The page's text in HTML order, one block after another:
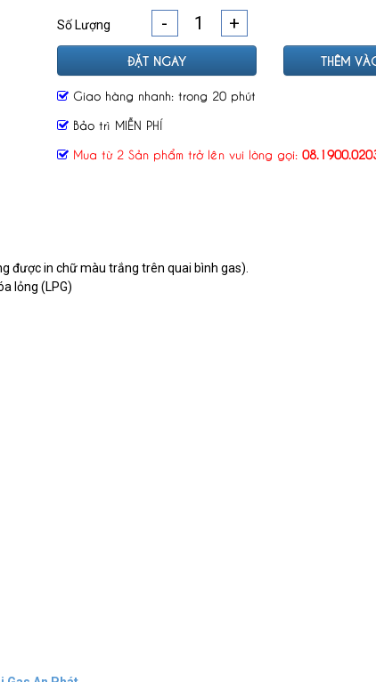
Số Lượng - +
ĐẶT NGAY THÊM
Giao hàng nhanh: trong 20 phút
Bảo trì MIỄN PHÍ
Mua từ 2 Sản phẩm trở lên vui lòng gọi:
được in chữ màu trắng trên quai bình gas).
lỏng (LPG)